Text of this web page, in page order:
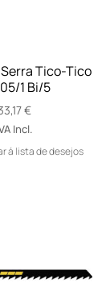
Tico-Tico
1 Bi/5
€
Incl.
á lista de desejos